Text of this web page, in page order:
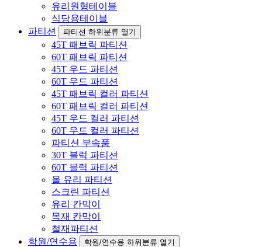
유리원형테이블
식당용테이블
파티션
파티션 하위분류 열기
45T 패브릭 파티션
60T 패브릭 파티션
45T 우드 파티션
60T 우드 파티션
45T 패브릭 컬러 파티션
60T 패브릭 컬러 파티션
45T 우드 컬러 파티션
60T 우드 컬러 파티션
파티션 부속품
30T 블럭 파티션
60T 블럭 파티션
올 유리 파티션
스크린 파티션
유리 칸막이
목재 칸막이
철재파티션
학원/연수용
학원/연수용 하위분류 열기